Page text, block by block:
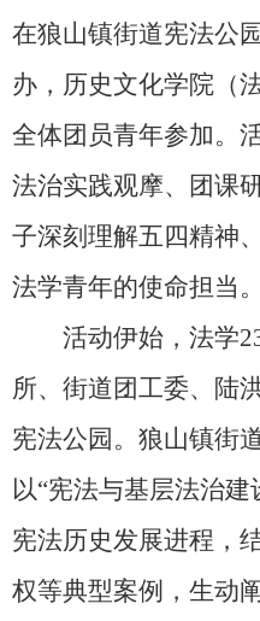
在狼山镇街道宪法公
办，历史文化学院（
全体团员青年参加。
法治实践观摩、团课
子深刻理解五四精神
法学青年的使命担当。
活动伊始，法学
所、街道团工委、陆
宪法公园。狼山镇街
以“宪法与基层法治
宪法历史发展进程，
权等典型案例，生动